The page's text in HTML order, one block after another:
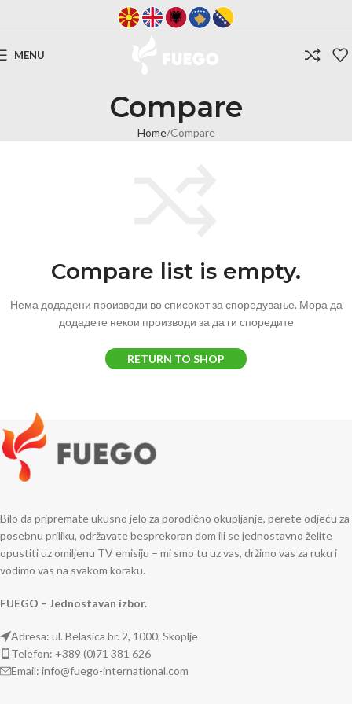
MENU
Compare
Home Compare
Compare list is empty.
Нема додадени производи во списокот за споредување. Мора да
додадете некои производи за да ги споредите
RETURN TO SHOP
Bilo da pripremate ukusno jelo za porodično okupljanje, perete odjeću za
posebnu priliku, održavate besprekoran dom ili se jednostavno želite
opustiti uz omiljenu TV emisiju – mi smo tu uz vas, držimo vas za ruku i
vodimo vas na svakom koraku.
FUEGO – Jednostavan izbor.
Adresa: ul. Belasica br. 2, 1000, Skoplje
Telefon: +389 (0)71 381 626
Email: info@fuego-international.com